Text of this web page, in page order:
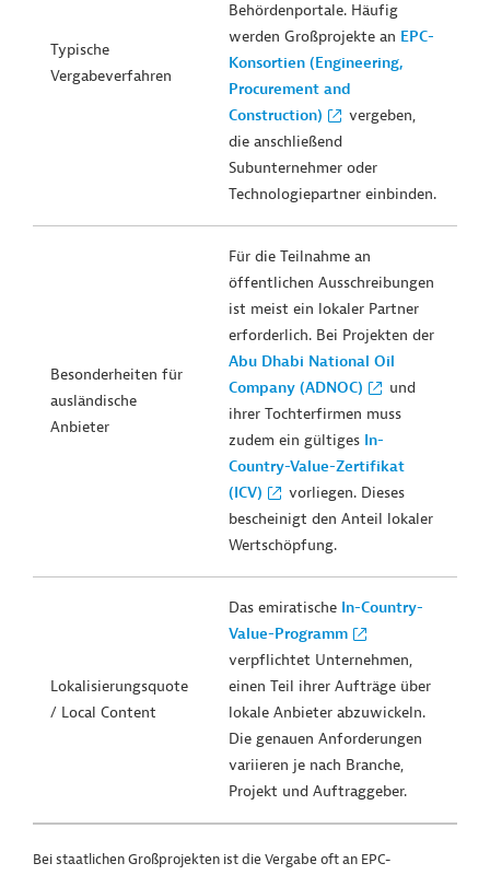
Typische
Vergabeverfahren
Behördenportale. Häufig
werden Großprojekte an EPC-
Konsortien (Engineering,
Procurement and
Construction)
vergeben,
die anschließend
Subunternehmer oder
Technologiepartner einbinden.
Besonderheiten für
ausländische
Anbieter
Für die Teilnahme an
öffentlichen Ausschreibungen
ist meist ein lokaler Partner
erforderlich. Bei Projekten der
Abu Dhabi National Oil
Company (ADNOC)
und
ihrer Tochterfirmen muss
zudem ein gültiges In-
Country-Value-Zertifikat
(ICV)
vorliegen. Dieses
bescheinigt den Anteil lokaler
Wertschöpfung.
Lokalisierungsquote
/ Local Content
Das emiratische In-Country-
Value-Programm
verpflichtet Unternehmen,
einen Teil ihrer Aufträge über
lokale Anbieter abzuwickeln.
Die genauen Anforderungen
variieren je nach Branche,
Projekt und Auftraggeber.
Bei staatlichen Großprojekten ist die Vergabe oft an EPC-